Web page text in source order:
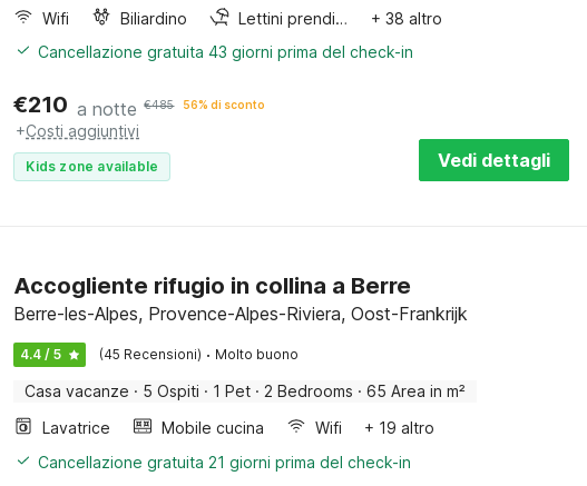
Wifi
Biliardino Lettini prendisole
+ 38 altro
Cancellazione gratuita 43 giorni prima del check-in
€210 a notte €485 56% di sconto
+Costi aggiuntivi
Kids zone available Vedi dettagli
Accogliente rifugio in collina a Berre
Berre-les-Alpes, Provence-Alpes-Riviera, Oost-Frankrijk
4.4 / 5 (45 Recensioni) · Molto buono
Casa vacanze · 5 Ospiti · 1 Pet · 2 Bedrooms · 65 Area in m²
Lavatrice
Mobile cucina Wifi
+ 19 altro
Cancellazione gratuita 21 giorni prima del check-in